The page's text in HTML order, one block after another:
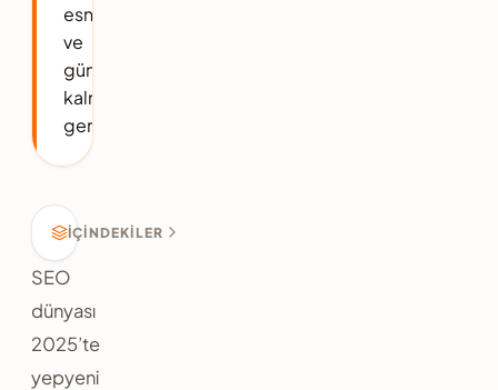
esnek
ve
güncel
kalmak
gerekiyor.
İÇINDEKILER
SEO
dünyası
2025’te
yepyeni